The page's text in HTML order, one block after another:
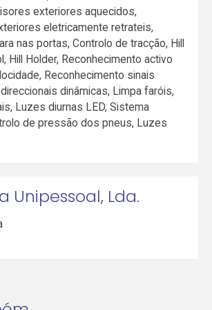
exteriores aquecidos,
eletricamente retrateis,
nas portas, Controlo de tracção, Hill
Hill Holder, Reconhecimento activo
Reconhecimento sinais
dinâmicas, Limpa faróis,
Luzes diurnas LED, Sistema
de pressão dos pneus, Luzes
Unipessoal, Lda.